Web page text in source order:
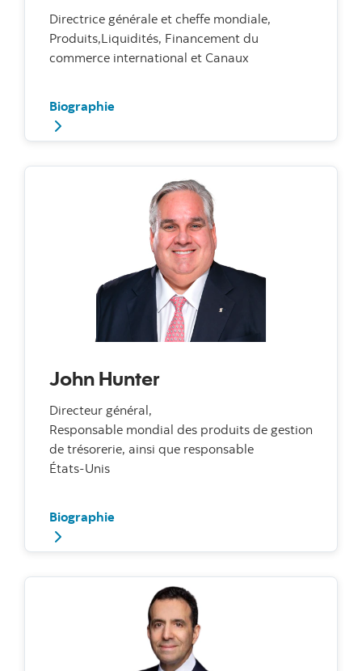
Directrice générale et cheffe mondiale,
Produits,Liquidités, Financement du
commerce international et Canaux
Biographie
John Hunter
Directeur général,
Responsable mondial des produits de gestion
de trésorerie, ainsi que responsable
États‑Unis
Biographie